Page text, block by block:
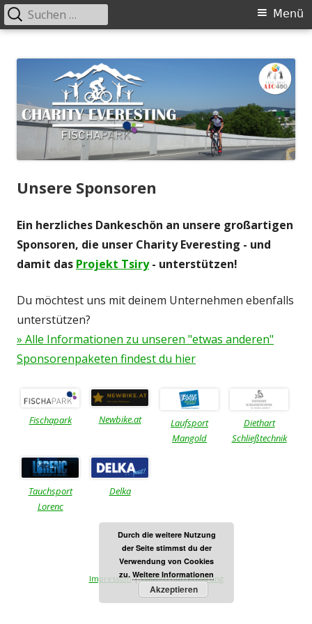
zum
Primäres
Menü
Suchen
nach:
Unsere Sponsoren
Ein herzliches Dankeschön an unsere großartigen
Sponsoren, die unser Charity Everesting - und
damit das Projekt Tsiry- unterstützen!
Du möchtest uns mit deinem Unternehmen ebenfalls
unterstützen?
» Alle Informationen zu unseren "etwas anderen"
Sponsorenpaketen findest du hier
Fischapark Newbike.at
Laufsport
Mangold
Diethart
Schließtechnik
Tauchsport
Lorenc
Delka
Impressum|Datenschutzerklärung
Durch die weitere Nutzung
der Seite stimmst du der
Verwendung von Cookies
zu. Weitere Informationen
Akzeptieren